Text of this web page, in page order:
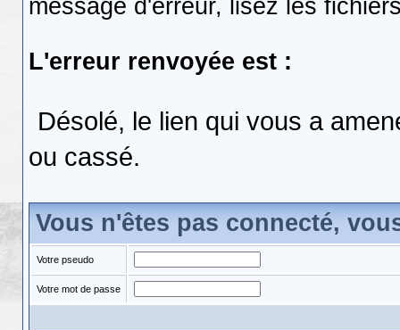
message d'erreur, lisez les
L'erreur renvoyée est :
Désolé, le lien qui vous a
ou cassé.
Vous n'êtes pas connecté,
Votre pseudo
Votre mot de passe